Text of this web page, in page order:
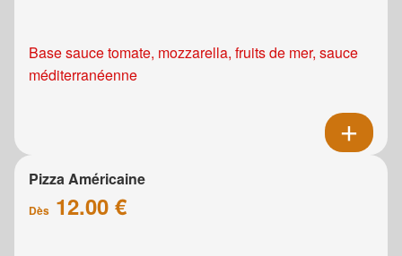
Base sauce tomate, mozzarella, fruits de mer, sauce
méditerranéenne
Pizza Américaine
Dès 12.00 €